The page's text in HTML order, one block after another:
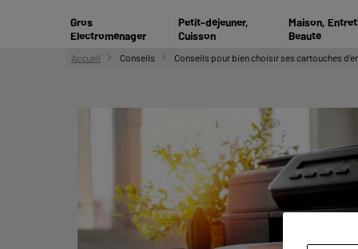
Gros
Electroménager
Petit-déjeuner,
Cuisson
Maison,
Beauté
Accueil Conseils Conseils pour bien choisir ses cartouches